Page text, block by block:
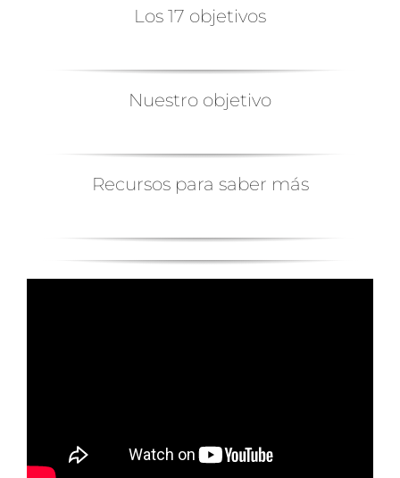
Los 17 objetivos
Nuestro objetivo
Recursos para saber más